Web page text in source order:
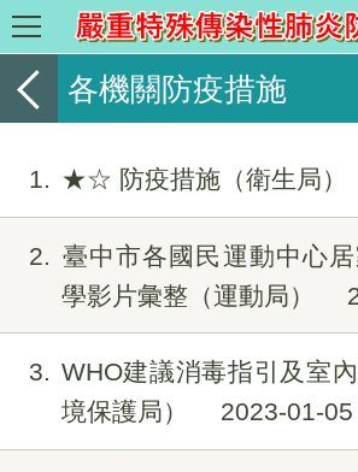
各機關防疫措施
1 ★☆ 防疫措施（衛生局）
2
臺中市各國民運動中心
學影片彙整（運動局）
3
WHO建議消毒指引及室
境保護局）
2023-01-05